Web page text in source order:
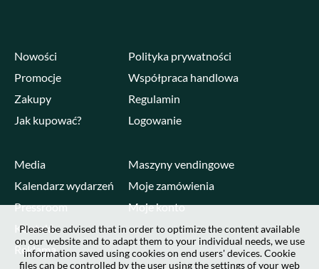
Nowości
Promocje
Zakupy
Jak kupować?
Polityka prywatności
Współpraca handlowa
Regulamin
Logowanie
Media
Kalendarz wydarzeń
Pressroom
Kontakt
Reklama
Maszyny vendingowe
Moje zamówienia
Moje konto
Please be advised that in order to optimize the content available
on our website and to adapt them to your individual needs, we use
information saved using cookies on end users' devices. Cookie
files can be controlled by the user using the settings of your web